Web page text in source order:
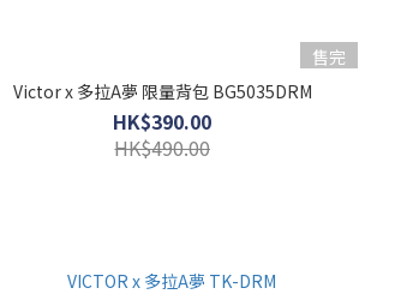
售完
Victor x 多拉A夢 限量背包 BG5035DRM
HK$390.00
HK$490.00